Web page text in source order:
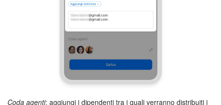
Coda agenti: aggiungi i dipendenti tra i quali verranno distribuiti i